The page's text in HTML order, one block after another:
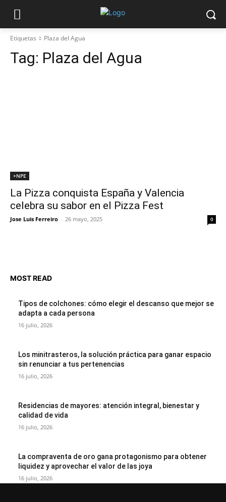
Etiquetas Plaza del Agua
Tag: Plaza del Agua
+NPE
La Pizza conquista España y Valencia
celebra su sabor en el Pizza Fest
Jose Luis Ferreiro - 26 mayo, 2025 0
MOST READ
Tipos de colchones: cómo elegir el descanso que mejor se
adapta a cada persona
16 julio, 2026
Los minitrasteros, la solución práctica para ganar espacio
sin renunciar a tus pertenencias
16 julio, 2026
Residencias de mayores: atención integral, bienestar y
calidad de vida
16 julio, 2026
La compraventa de oro gana protagonismo para obtener
liquidez y aprovechar el valor de las joya
16 julio, 2026